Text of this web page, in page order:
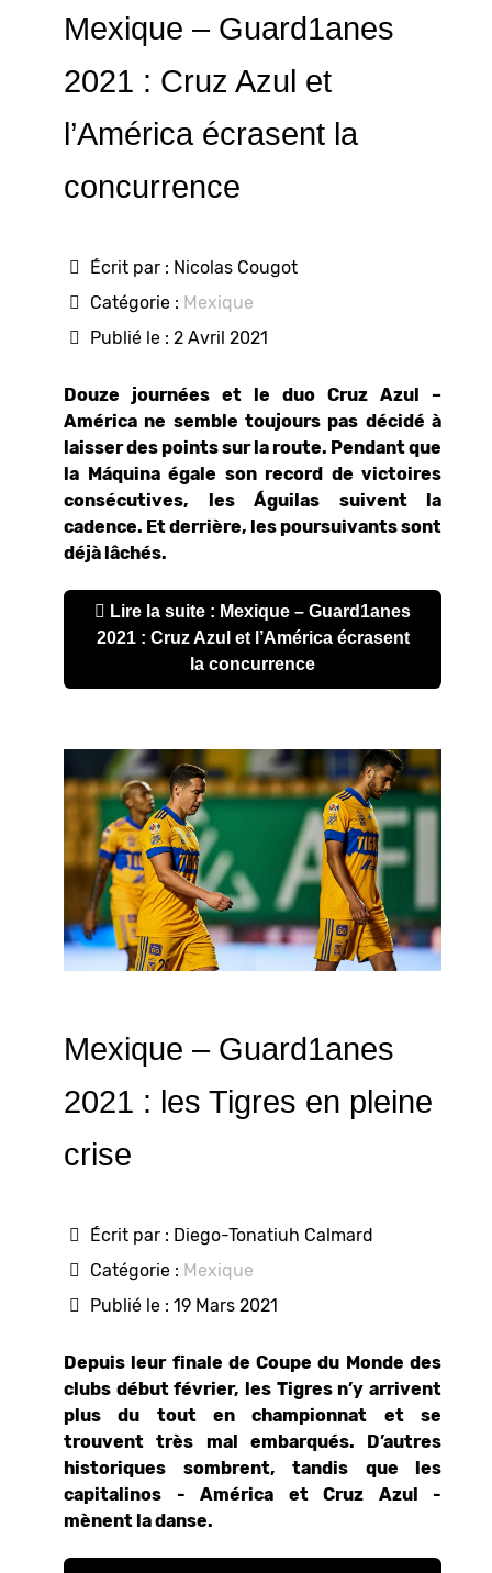
Mexique – Guard1anes
2021 : Cruz Azul et
l’América écrasent la
concurrence
Écrit par : Nicolas Cougot
Catégorie : Mexique
Publié le : 2 Avril 2021
Douze journées et le duo Cruz Azul –
América ne semble toujours pas décidé à
laisser des points sur la route. Pendant que
la Máquina égale son record de victoires
consécutives, les Águilas suivent la
cadence. Et derrière, les poursuivants sont
déjà lâchés.
Lire la suite : Mexique – Guard1anes
2021 : Cruz Azul et l’América écrasent
la concurrence
Mexique – Guard1anes
2021 : les Tigres en pleine
crise
Écrit par : Diego-Tonatiuh Calmard
Catégorie : Mexique
Publié le : 19 Mars 2021
Depuis leur finale de Coupe du Monde des
clubs début février, les Tigres n’y arrivent
plus du tout en championnat et se
trouvent très mal embarqués. D’autres
historiques sombrent, tandis que les
capitalinos - América et Cruz Azul -
mènent la danse.